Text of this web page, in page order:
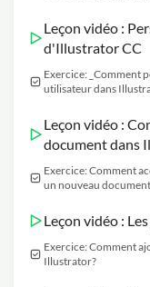
Leçon vidéo :
d'Illustrator CC
Exercice: _Comment
utilisateur dans
Leçon vidéo :
document dans
Exercice: Comment
un nouveau
Leçon vidéo :
Exercice: Comment
Illustrator?